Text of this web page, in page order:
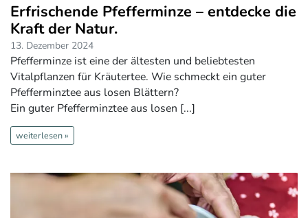
Erfrischende Pfefferminze – entdecke die
Kraft der Natur.
13. Dezember 2024
Pfefferminze ist eine der ältesten und beliebtesten
Vitalpflanzen für Kräutertee. Wie schmeckt ein guter
Pfefferminztee aus losen Blättern?
Ein guter Pfefferminztee aus losen [...]
weiterlesen »